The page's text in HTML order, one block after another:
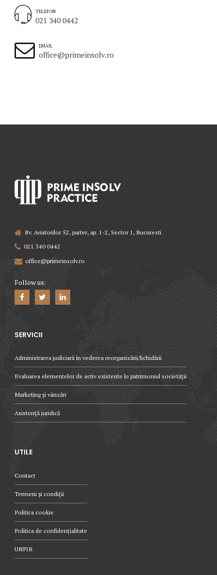
TELEFON
021 340 0442
EMAIL
office@primeinsolv.ro
Bv. Aviatorilor 52, parter, ap. 1-2, Sector 1, Bucuresti
021 340 0442
office@primeinsolv.ro
Follow us:
SERVICII
Administrarea judiciară în vederea reorganizării/lichidării
Evaluarea elementelor de activ existente în patrimoniul societății
Marketing și vânzări
Asistență juridică
UTILE
Contact
Termeni și condiții
Politica cookie
Politica de confidențialitate
UNPIR